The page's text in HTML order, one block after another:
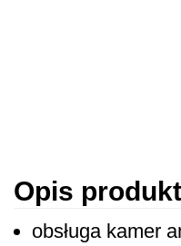
Opis
obsługa kamer